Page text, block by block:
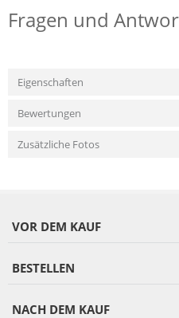
Fragen und
Eigenschaften
Bewertungen
Zusätzliche Fotos
VOR DEM KAUF
BESTELLEN
NACH DEM KAUF